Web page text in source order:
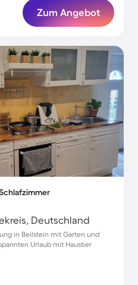
Zum Angebot
Deutschland
in Beilstein mit Garten und
Urlaub mit Haustier